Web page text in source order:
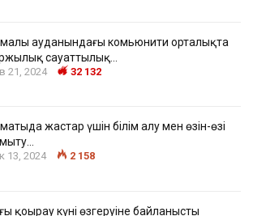
ауданындағы комьюнити орталықта
сауаттылық…
21, 2024 32 132
жастар үшін білім алу мен өзін-өзі
13, 2024 2 158
қоңырау күні өзгеруіне байланысты